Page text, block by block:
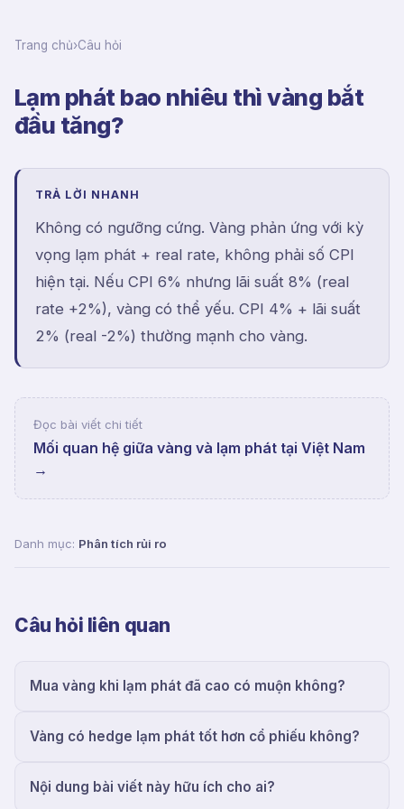
Trang chủ›Câu hỏi
Lạm phát bao nhiêu thì vàng bắt
đầu tăng?
TRẢ LỜI NHANH
Không có ngưỡng cứng. Vàng phản ứng với kỳ
vọng lạm phát + real rate, không phải số CPI
hiện tại. Nếu CPI 6% nhưng lãi suất 8% (real
rate +2%), vàng có thể yếu. CPI 4% + lãi suất
2% (real -2%) thường mạnh cho vàng.
Đọc bài viết chi tiết
Mối quan hệ giữa vàng và lạm phát tại Việt Nam
→
Danh mục: Phân tích rủi ro
Câu hỏi liên quan
Mua vàng khi lạm phát đã cao có muộn không?
Vàng có hedge lạm phát tốt hơn cổ phiếu không?
Nội dung bài viết này hữu ích cho ai?